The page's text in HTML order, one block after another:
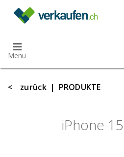
Menu
< zurück | PRODUKTE
iPhone